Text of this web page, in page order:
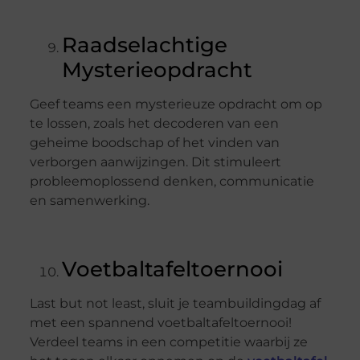
Raadselachtige
Mysterieopdracht
Geef teams een mysterieuze opdracht om op
te lossen, zoals het decoderen van een
geheime boodschap of het vinden van
verborgen aanwijzingen. Dit stimuleert
probleemoplossend denken, communicatie
en samenwerking.
Voetbaltafeltoernooi
Last but not least, sluit je teambuildingdag af
met een spannend voetbaltafeltoernooi!
Verdeel teams in een competitie waarbij ze